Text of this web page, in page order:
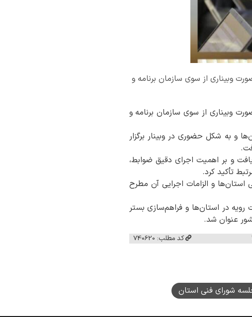
وبیناری از سوی سازمان برنامه و
وبیناری از سوی سازمان برنامه و
به شکل حضوری در وبینار برگزار
و بر اهمیت اجرای دقیق ضوابط،
تأکید کرد.
استان‌ها و الزامات اجرایی آن مطرح
در استان‌ها و فراهم‌سازی بستر
عنوان شد.
کد مطلب: 740620
شورای فنی استان